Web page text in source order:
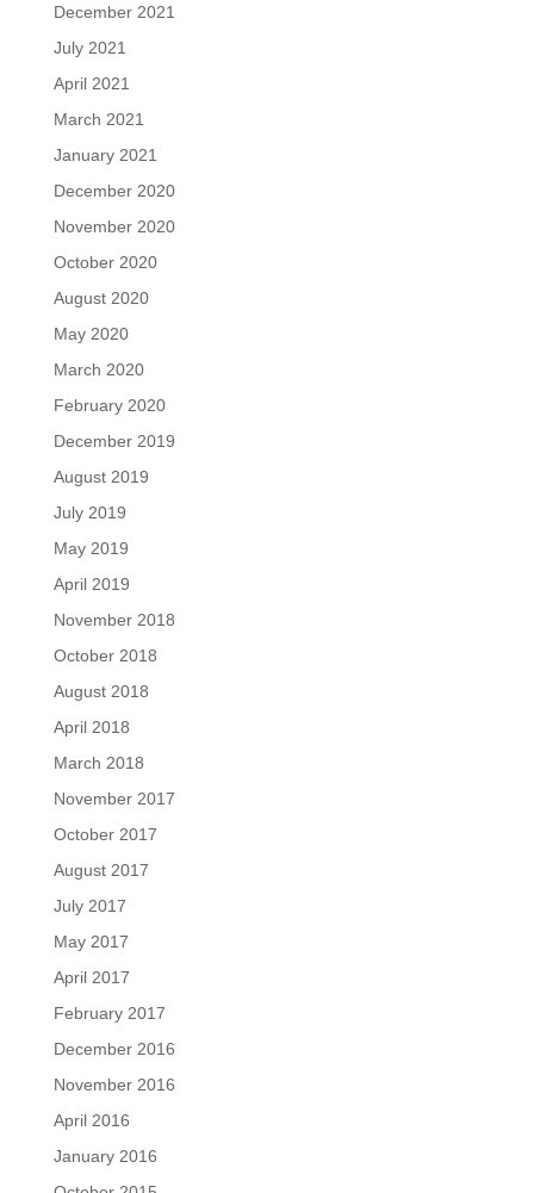
December 2021
July 2021
April 2021
March 2021
January 2021
December 2020
November 2020
October 2020
August 2020
May 2020
March 2020
February 2020
December 2019
August 2019
July 2019
May 2019
April 2019
November 2018
October 2018
August 2018
April 2018
March 2018
November 2017
October 2017
August 2017
July 2017
May 2017
April 2017
February 2017
December 2016
November 2016
April 2016
January 2016